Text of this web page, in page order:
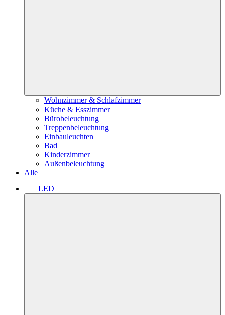
Wohnzimmer & Schlafzimmer
Küche & Esszimmer
Bürobeleuchtung
Treppenbeleuchtung
Einbauleuchten
Bad
Kinderzimmer
Außenbeleuchtung
Alle
LED